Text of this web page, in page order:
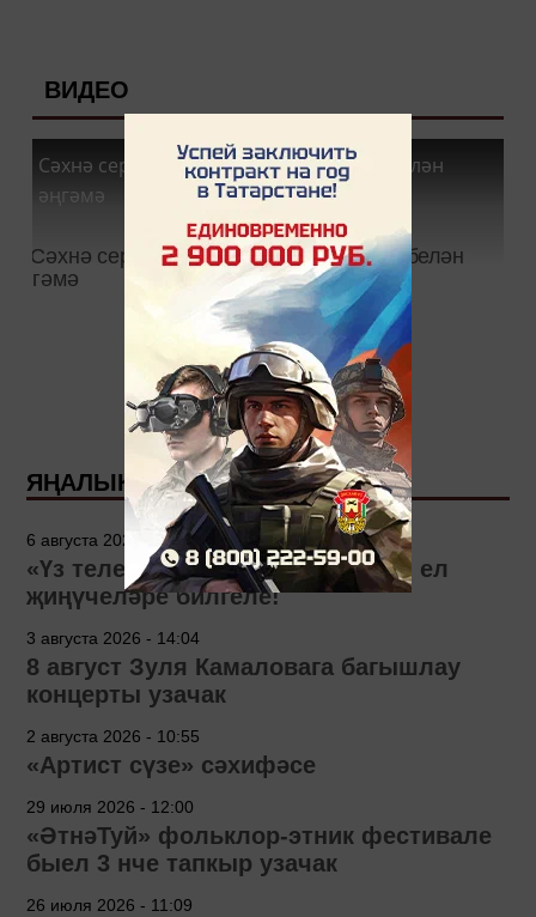
ВИДЕО
Сәхнә сере - Зөлфия Нигъмәтҗанова белән
әңгәмә
ЯҢАЛЫКЛАР
6 августа 2026 - 15:00
«Үз телем» бәйгесенең 2026 нчы ел
җиңүчеләре билгеле!
3 августа 2026 - 14:04
8 август Зуля Камаловага багышлау
концерты узачак
2 августа 2026 - 10:55
«Артист сүзе» сәхифәсе
29 июля 2026 - 12:00
«ӘтнәТуй» фольклор-этник фестивале
быел 3 нче тапкыр узачак
26 июля 2026 - 11:09